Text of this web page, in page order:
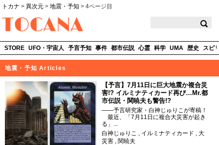
トカナ > 異次元 > 地震・予知 > 4ページ目
STORE UFO・宇宙人 予言予知 事件 都市伝説 心霊 科学 UMA 歴史 スピ
地震・予知 Articles
【予言】7月11日に巨大地震か複合災
害!? イルミナティカード再び…Mr.都
市伝説・関暁夫も警告!?
――予言研究家・白神じゅりこが寄稿！
最近、「7月11日に複合大災害が起き
る」...
白神じゅりこ
イルミナティカード
大
災害
関暁夫